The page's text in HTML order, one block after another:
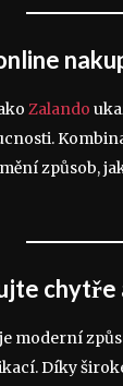
Zalando
způsob,
chytře
moderní
Díky